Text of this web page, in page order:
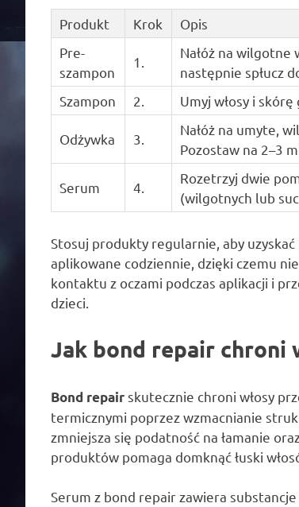
Produkt Krok
Opis
Pre-
szampon
1.
Nałóż na wilgotne
następnie spłucz
Szampon
2. Umyj włosy i
Odżywka 3.
Nałóż na umyte,
Pozostaw na 2–3
Serum 4.
Rozetrzyj dwie
(wilgotnych lub
Stosuj produkty regularnie, aby
aplikowane codziennie, dzięki czemu
kontaktu z oczami podczas aplikacji i
dzieci.
Jak bond repair chroni
Bond repair skutecznie chroni włosy
termicznymi poprzez wzmacnianie
zmniejsza się podatność na łamanie
produktów pomaga domknąć łuski
Serum z bond repair zawiera